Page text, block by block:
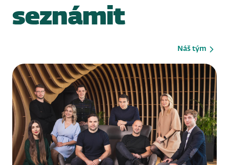
seznámit
Náš tým